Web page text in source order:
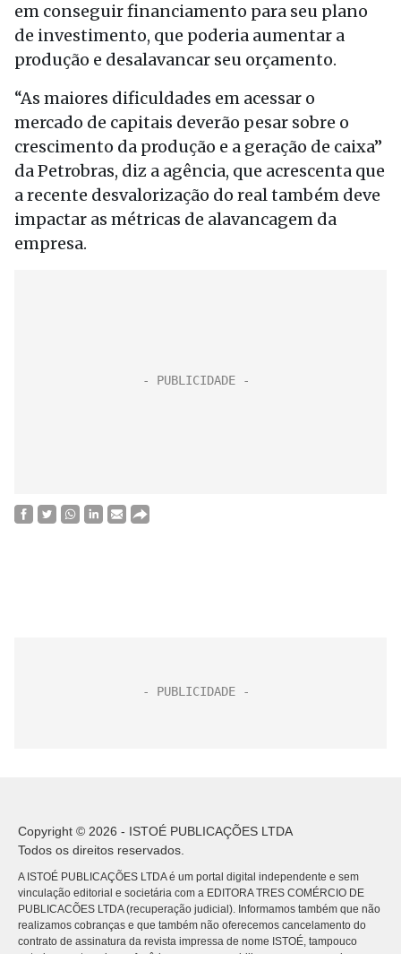
em conseguir financiamento para seu plano
de investimento, que poderia aumentar a
produção e desalavancar seu orçamento.
“As maiores dificuldades em acessar o
mercado de capitais deverão pesar sobre o
crescimento da produção e a geração de caixa”
da Petrobras, diz a agência, que acrescenta que
a recente desvalorização do real também deve
impactar as métricas de alavancagem da
empresa.
Copyright © 2026 - ISTOÉ PUBLICAÇÕES LTDA
Todos os direitos reservados.
A ISTOÉ PUBLICAÇÕES LTDA é um portal digital independente e sem
vinculação editorial e societária com a EDITORA TRES COMÉRCIO DE
PUBLICACÕES LTDA (recuperação judicial). Informamos também que não
realizamos cobranças e que também não oferecemos cancelamento do
contrato de assinatura da revista impressa de nome ISTOÉ, tampouco